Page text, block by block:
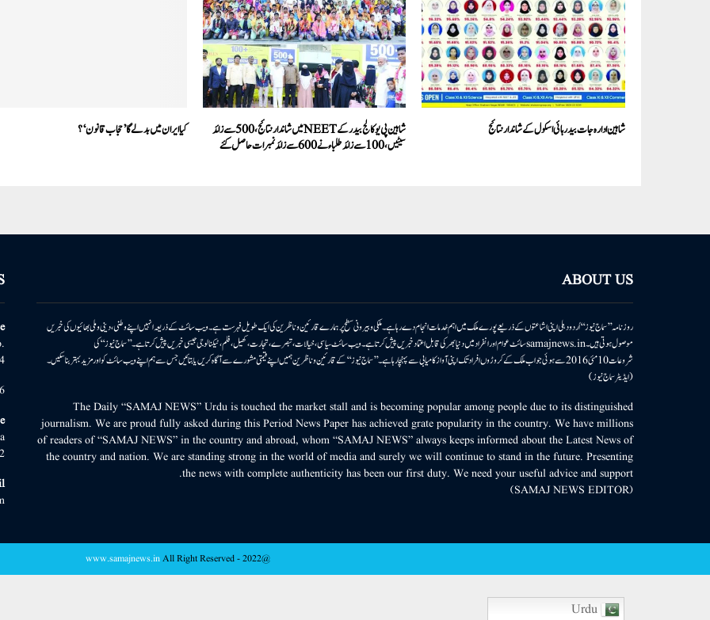
شاہین ادارہ جات بیدر ہائی اسکول کے شاندار نتائج
شاہین پی یو کالج بیدر کے NEETمیں شاندار نتائج،500سے زائد
سیٹیں،100سے زائد طلباء نے 600سے زائد نمبرات حاصل کئے
کیا ایران میں بدلے گا ’حجاب قانون‘؟
ABOUT US
روزنامہ ’’سماج نیوز‘‘ اُردو دہلی اپنی اشاعتوں کے ذریعے پورے ملک میں اہم خدمات انجام دے رہا ہے۔ ملکی وبیرونی سطح پر ہمارے قارئین وناظرین کی ایک طویل فہرست ہے۔ ویب سائٹ کے ذریعہ انہیں اپنے وطنی، دینی وملی بھائیوں کی خبریں
موصول ہوتی ہیں۔samajnews.inسائٹ عوام اور انفراد میں دنیا بھر کی قابل اعتماد خبریں پیش کرتا ہے۔ ویب سائٹ سیاسی، خیالات، تبصرے، تجارت، کھیل، فلم، ٹیکنالوجی جیسی خبریں پیش کرتا ہے۔ ’’سماج نیوز‘‘ کی
شروعات 10مئی 2016 سے ہوئی جو اب ملک کے کروڑوں افراد تک اپنی آواز کامیابی سے پہنچا رہا ہے۔ ’’سماج نیوز‘‘ کے قارئین وناظرین ہمیں اپنے قیمتی مشورے سے آگاہ کریں یا بتائیں جس سے ہم اپنے ویب سائٹ کو اور مزید بہتر بناسکیں۔
(ایڈیٹر سماج نیوز)
The Daily “SAMAJ NEWS” Urdu is touched the market stall and is becoming popular among people due to its distinguished
journalism. We are proud fully asked during this Period News Paper has achieved grate popularity in the country. We have millions
of readers of “SAMAJ NEWS” in the country and abroad, whom “SAMAJ NEWS” always keeps informed about the Latest News of
the country and nation. We are standing strong in the world of media and surely we will continue to stand in the future. Presenting
the news with complete authenticity has been our first duty. We need your useful advice and support.
(SAMAJ NEWS EDITOR)
@2022 -
www.samajnews.inAll Right Reserved